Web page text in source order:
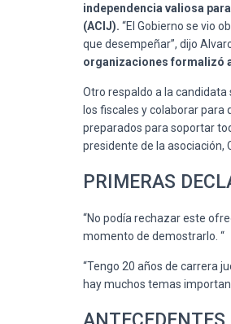
independencia valiosa
(ACIJ). “El Gobierno se vio
que desempeñar”, dijo
organizaciones formalizó
Otro respaldo a la candidata
los fiscales y colaborar
preparados para soportar
presidente de la asociación,
PRIMERAS
“No podía rechazar este
momento de demostrarlo. “
“Tengo 20 años de carrera
hay muchos temas